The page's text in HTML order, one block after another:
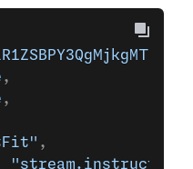
,
,
,
"stream.instructor